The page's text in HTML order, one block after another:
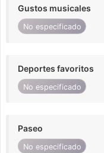
Gustos musicales
No especificado
Deportes favoritos
No especificado
Paseo
No especificado